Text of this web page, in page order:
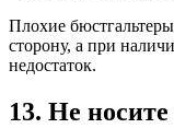
Плохие
сторону, а при
недостаток.
13. Не